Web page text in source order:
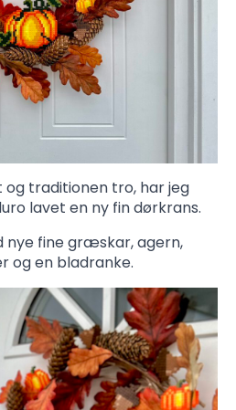
traditionen tro, har jeg
lavet en ny fin dørkrans.
nye fine græskar, agern,
og en bladranke.